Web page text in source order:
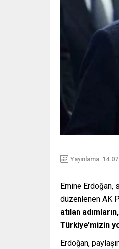
Yayınlama:
Emine Erdoğan,
düzenlenen AK
atılan
Türkiye’mizin
Erdoğan,